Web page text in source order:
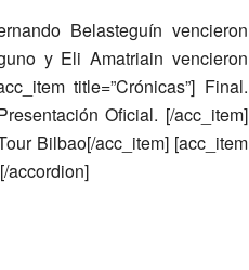
Belasteguín vencieron
y Eli Amatriain vencieron
title=”Crónicas”] Final.
Oficial. [/acc_item]
Bilbao[/acc_item] [acc_item
accordion]